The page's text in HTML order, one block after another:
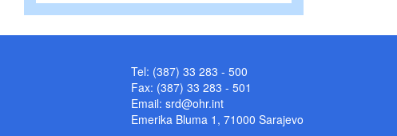
Tel: (387) 33 283 - 500
Fax: (387) 33 283 - 501
Email: srd@ohr.int
Emerika Bluma 1, 71000 Sarajevo